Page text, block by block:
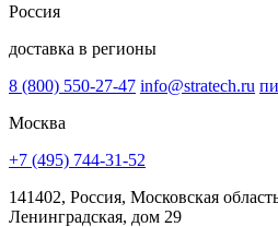
Россия
доставка в регионы
8 (800) 550-27-47 info@stratech.ru
Москва
+7 (495) 744-31-52
141402, Россия, Московская
Ленинградская, дом 29